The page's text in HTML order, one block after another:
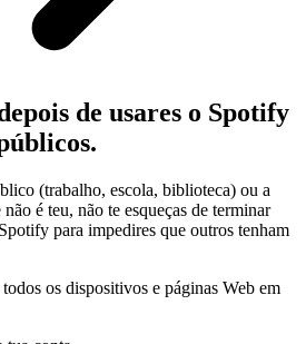
de usares o Spotify
(trabalho, escola, biblioteca) ou a
é teu, não te esqueças de terminar
para impedires que outros tenham
todos os dispositivos e páginas Web em